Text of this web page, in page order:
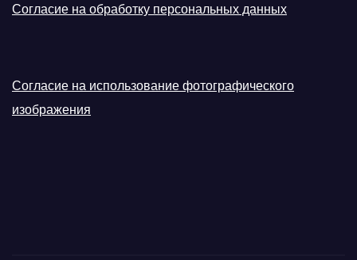
Согласие на обработку персональных данных
Согласие на использование фотографического
изображения